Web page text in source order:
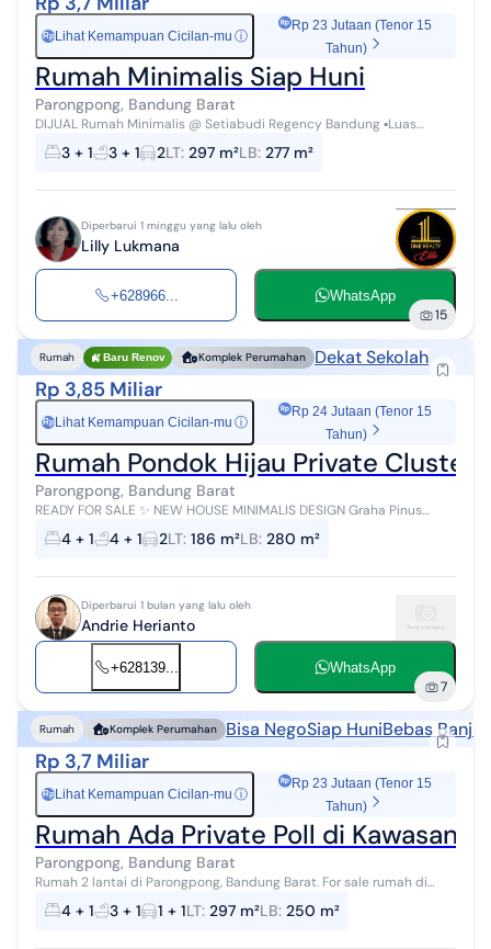
Rp Lihat Kemampuan Cicilan-mu ⓘ
Rp 23 Jutaan (Tenor 15
Tahun)
Rumah Minimalis Siap Huni
Parongpong, Bandung Barat
DIJUAL Rumah Minimalis @ Setiabudi Regency Bandung ▪︎Luas
Tanah : 297 m2 ▪︎Luas Bangunan : +/- 277 m2 ▪︎Kamar Tidur : 3 semua
di Lan...3 + 1 3 + 1 2LT: 297 m²LB: 277 m²
Diperbarui 1 minggu yang lalu oleh
Lilly Lukmana
+628966... WhatsApp
15
Rumah Baru Renov Komplek Perumahan Dekat Sekolah
Rp 3,85 Miliar
Rp Lihat Kemampuan Cicilan-mu ⓘ
Rp 24 Jutaan (Tenor 15
Tahun)
Rumah Pondok Hijau Private Cluster
Parongpong, Bandung Barat
READY FOR SALE ✨ NEW HOUSE MINIMALIS DESIGN Graha Pinus
Circle Residence - Pondok Hijau Bandung Utara Hunian modern
dengan desain minimalis eleg...
4 + 1 4 + 1 2LT: 186 m²LB: 280 m²
Diperbarui 1 bulan yang lalu oleh
Andrie Herianto
+628139... WhatsApp
7
Rumah Komplek Perumahan Bisa NegoSiap HuniBebas Banjir
Rp 3,7 Miliar
Rp Lihat Kemampuan Cicilan-mu ⓘ
Rp 23 Jutaan (Tenor 15
Tahun)
Rumah Ada Private Poll di Kawasan
Parongpong, Bandung Barat
Rumah 2 lantai di Parongpong, Bandung Barat. For sale rumah di
wilayah yang nyaman dengan pemandangan Lokasi Pinggiran Kota.
Properti 2 lantai ber...
4 + 1 3 + 1 1 + 1LT: 297 m²LB: 250 m²